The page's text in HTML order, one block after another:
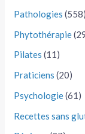
Pathologies (558)
Phytothérapie
Pilates (11)
Praticiens (20)
Psychologie(61)
Recettes sans